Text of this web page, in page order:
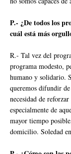
P.- ¿De todos los
cuál está más
R.- Tal vez del
programa modesto,
humano y solidario.
queremos difundir
necesidad de reforzar
especialmente de
mayor tiempo
domicilio. Soledad